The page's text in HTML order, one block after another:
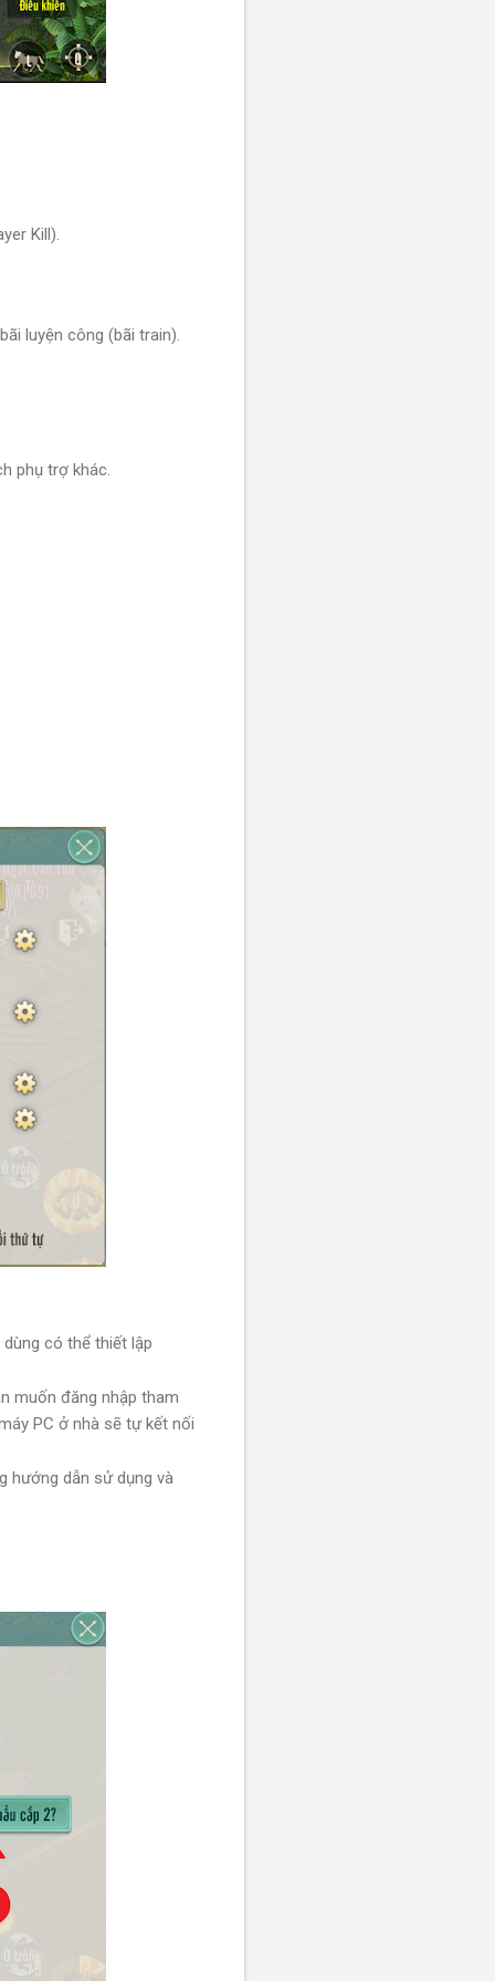
Kill).
luyện công (bãi train).
phụ trợ khác.
có thể thiết lập
muốn đăng nhập tham
PC ở nhà sẽ tự kết nối
hướng dẫn sử dụng và